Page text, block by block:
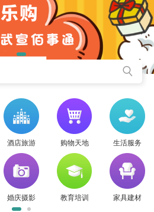
酒店旅游 购物天地 生活服务
婚庆摄影 教育培训 家具建材